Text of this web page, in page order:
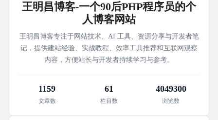
王明昌博客-一个90后PHP程序员的个
人博客网站
王明昌博客专注于网站技术、AI 工具、资源分享与开发者笔
记，提供建站经验、实战教程、效率工具推荐和互联网观察
内容，方便站长与开发者持续学习与参考。
1159
文章数
61
栏目数
4049300
浏览数